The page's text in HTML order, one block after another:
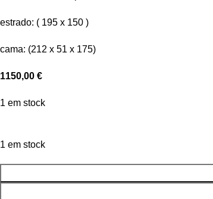
estrado: ( 195 x 150 )
cama: (212 x 51 x 175)
1150,00 €
1 em stock
1 em stock